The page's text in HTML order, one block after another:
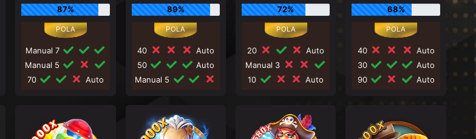
87%
Manual 7
Manual 5
70
Auto
89%
40
Auto
50
Auto
Manual 5
72%
20
Auto
Manual 3
10
Auto
68%
40
Auto
30
Auto
90
Auto